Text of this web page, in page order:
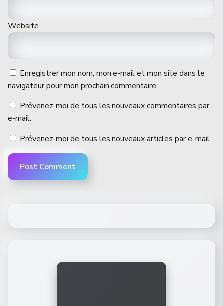
Website
Enregistrer mon nom, mon e-mail et mon site dans le
navigateur pour mon prochain commentaire.
Prévenez-moi de tous les nouveaux commentaires par
e-mail.
Prévenez-moi de tous les nouveaux articles par e-mail.